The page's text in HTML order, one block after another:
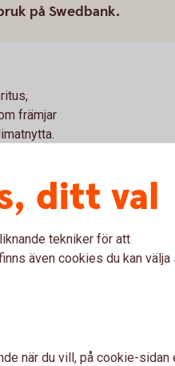
på Swedbank.
främjar
i år kom
det
ditt val
tekniker för att
även cookies du kan välja
när du vill, på cookie-sidan